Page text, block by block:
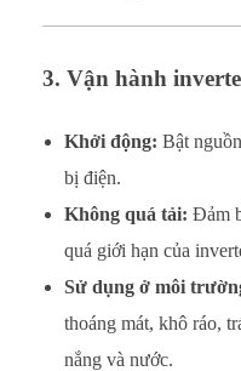
3. Vận hành
Khởi động: Bật
bị điện.
Không quá tải: Đảm
quá giới hạn của
Sử dụng ở môi
thoáng mát, khô ráo,
nắng và nước.